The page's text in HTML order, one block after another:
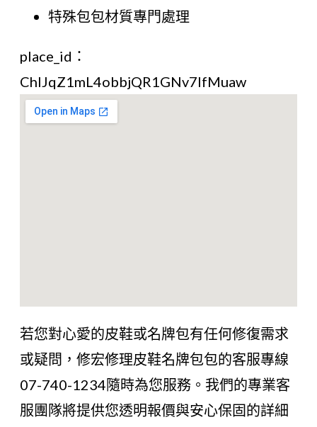
特殊包包材質專門處理
place_id：
ChIJqZ1mL4obbjQR1GNv7lfMuaw
若您對心愛的皮鞋或名牌包有任何修復需求
或疑問，修宏修理皮鞋名牌包包的客服專線
07-740-1234隨時為您服務。我們的專業客
服團隊將提供您透明報價與安心保固的詳細